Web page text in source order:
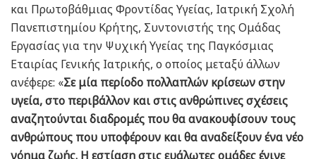
και Πρωτοβάθμιας Φροντίδας Υγείας, Ιατρική Σχολή
Πανεπιστημίου Κρήτης, Συντονιστής της Ομάδας
Εργασίας για την Ψυχική Υγείας της Παγκόσμιας
Εταιρίας Γενικής Ιατρικής, ο οποίος μεταξύ άλλων
ανέφερε: «Σε μία περίοδο πολλαπλών κρίσεων στην
υγεία, στο περιβάλλον και στις ανθρώπινες σχέσεις
αναζητούνται διαδρομές που θα ανακουφίσουν τους
ανθρώπους που υποφέρουν και θα αναδείξουν ένα νέο
νόημα ζωής. Η εστίαση στις ευάλωτες ομάδες έγινε